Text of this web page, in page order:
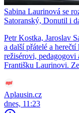
Sabina Laurinová se
Satoranský, Donutil i
Petr Kostka, Jaroslav
a další přátelé a
režisérovi,
Františku Laurinovi.
Aplausin.cz
dnes, 11:23